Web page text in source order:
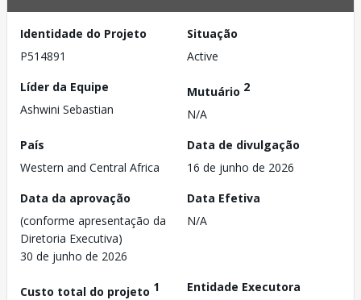
Identidade do Projeto
P514891
Situação
Active
Líder da Equipe
Ashwini Sebastian
Mutuário 2
N/A
País
Western and Central Africa
Data de divulgação
16 de junho de 2026
Data da aprovação
(conforme apresentação da
Diretoria Executiva)
30 de junho de 2026
Data Efetiva
N/A
Custo total do projeto 1
Entidade Executora